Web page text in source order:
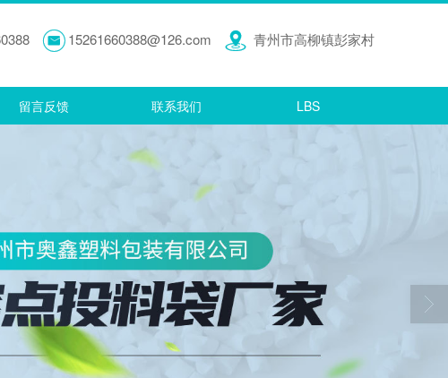
15261660388@126.com 青州市高柳镇彭家村
留言反馈 联系我们 LBS